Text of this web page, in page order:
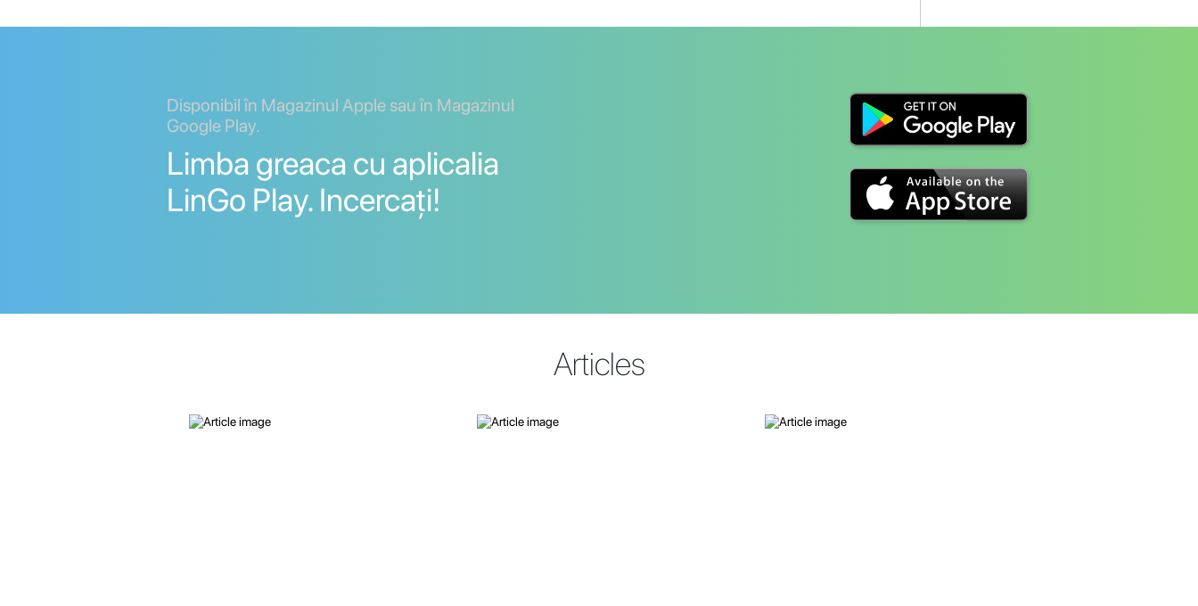
Disponibil în Magazinul Apple sau în Magazinul
Google Play.
Limba greaca cu aplicalia
LinGo Play. Incercați!
Articles